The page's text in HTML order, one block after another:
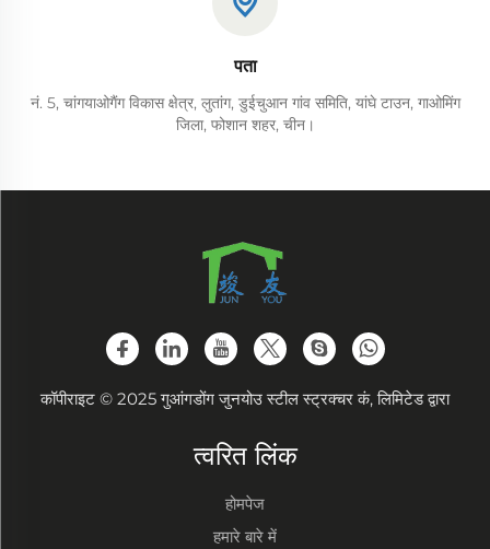
पता
नं. 5, चांगयाओगैंग विकास क्षेत्र, लुतांग, डुईचुआन गांव समिति, यांघे टाउन, गाओमिंग
जिला, फोशान शहर, चीन।
कॉपीराइट © 2025 गुआंगडोंग जुनयोउ स्टील स्ट्रक्चर कं, लिमिटेड द्वारा
त्वरित लिंक
होमपेज
हमारे बारे में